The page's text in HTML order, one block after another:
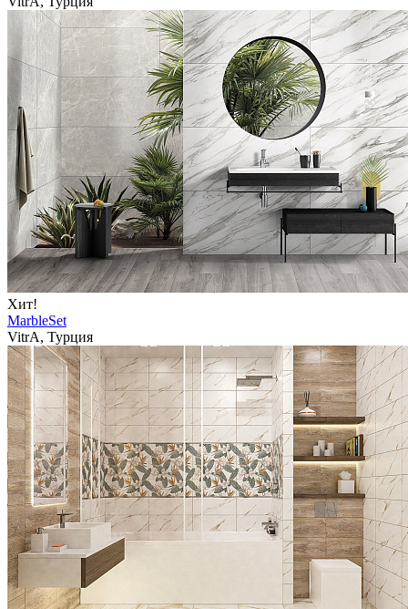
Хит!
MarbleSet
VitrA, Турция